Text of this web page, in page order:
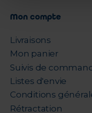
Mon compte
Livraisons
Mon panier
Suivis de
Listes d'envie
Conditions
Rétractation